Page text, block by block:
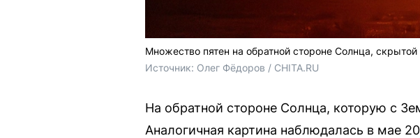
Множество пятен на обратной стороне Солнца, скрытой
Источник: Олег Фёдоров / CHITA.RU
На обратной стороне Солнца, которую с
Аналогичная картина наблюдалась в мае